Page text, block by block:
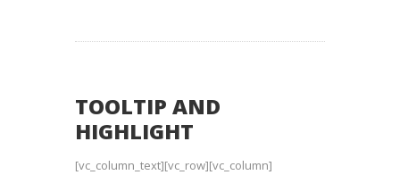
TOOLTIP AND
HIGHLIGHT
[vc_column_text][vc_row][vc_column]